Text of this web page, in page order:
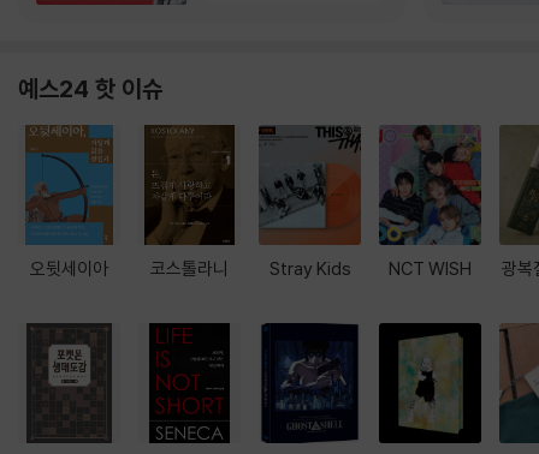
예스24 핫 이슈
오뒷세이아 코스톨라니 Stray Kids NCT WISH 광복